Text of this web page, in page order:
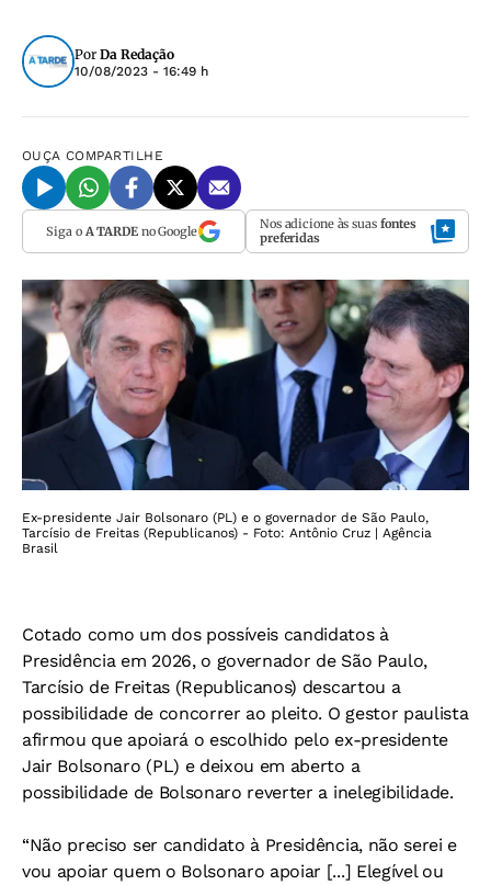
Por Da Redação
10/08/2023 - 16:49 h
OUÇA COMPARTILHE
Siga o A TARDEno Google Nos adicione às suas fontes
preferidas
Ex-presidente Jair Bolsonaro (PL) e o governador de São Paulo,
Tarcísio de Freitas (Republicanos) - Foto: Antônio Cruz | Agência
Brasil
Cotado como um dos possíveis candidatos à
Presidência em 2026, o governador de São Paulo,
Tarcísio de Freitas (Republicanos) descartou a
possibilidade de concorrer ao pleito. O gestor paulista
afirmou que apoiará o escolhido pelo ex-presidente
Jair Bolsonaro (PL) e deixou em aberto a
possibilidade de Bolsonaro reverter a inelegibilidade.
“Não preciso ser candidato à Presidência, não serei e
vou apoiar quem o Bolsonaro apoiar [...] Elegível ou